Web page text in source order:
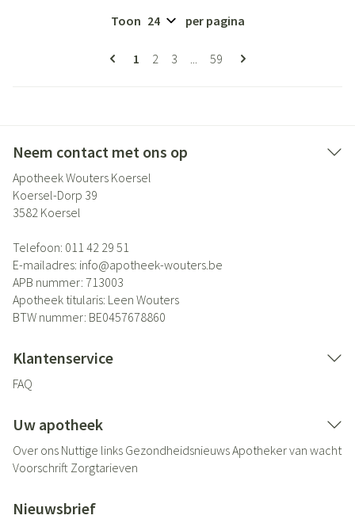
Pagina's
U lees momenteel pagina
1 Pagina
2 Pagina
3 ... Pagina
59
Toon per pagina
Neem contact met ons op
Apotheek Wouters Koersel
Koersel-Dorp 39
3582 Koersel
Telefoon: 011 42 29 51
E-mailadres: info@apotheek-wouters.be
APB nummer: 713003
Apotheek titularis: Leen Wouters
BTW nummer: BE0457678860
Klantenservice
FAQ
Uw apotheek
Over ons Nuttige links GezondheidsnieuwsApotheker van wacht
Voorschrift Zorgtarieven
Nieuwsbrief